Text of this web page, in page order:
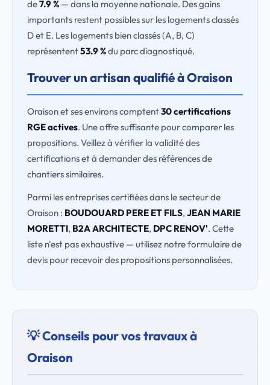
de7.9 % — dans la moyenne nationale. Des gains
importants restent possibles sur les logements classés
D et E. Les logements bien classés (A, B, C)
représentent53.9 %du parc diagnostiqué.
Trouver un artisan qualifié à Oraison
Oraison et ses environs comptent30 certifications
RGE actives. Une offre suffisante pour comparer les
propositions. Veillez à vérifier la validité des
certifications et à demander des références de
chantiers similaires.
Parmi les entreprises certifiées dans le secteur de
Oraison : BOUDOUARD PERE ET FILS, JEAN MARIE
MORETTI, B2A ARCHITECTE, DPC RENOV'. Cette
liste n'est pas exhaustive — utilisez notre formulaire de
devis pour recevoir des propositions personnalisées.
💡 Conseils pour vos travaux à
Oraison